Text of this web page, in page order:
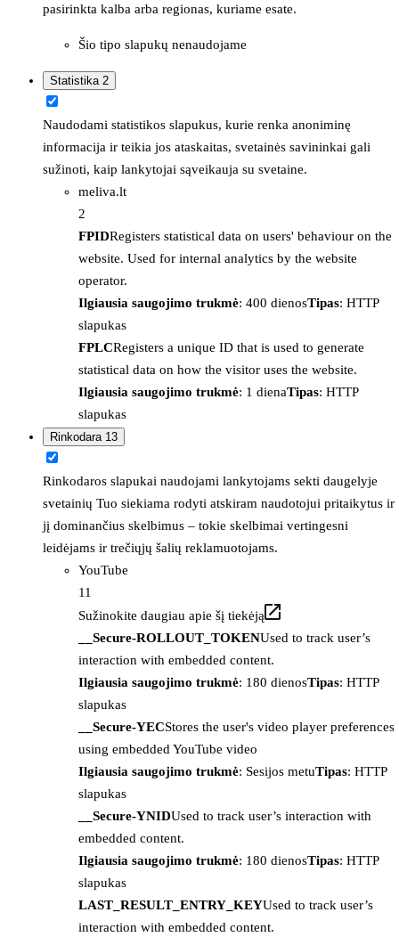
pasirinkta kalba arba regionas, kuriame esate.
Šio tipo slapukų nenaudojame
Statistika 2
Naudodami statistikos slapukus, kurie renka anoniminę
informacija ir teikia jos ataskaitas, svetainės savininkai gali
sužinoti, kaip lankytojai sąveikauja su svetaine.
meliva.lt
2
FPIDRegisters statistical data on users' behaviour on the
website. Used for internal analytics by the website
operator.
Ilgiausia saugojimo trukmė: 400 dienosTipas: HTTP
slapukas
FPLCRegisters a unique ID that is used to generate
statistical data on how the visitor uses the website.
Ilgiausia saugojimo trukmė: 1 dienaTipas: HTTP
slapukas
Rinkodara 13
Rinkodaros slapukai naudojami lankytojams sekti daugelyje
svetainių Tuo siekiama rodyti atskiram naudotojui pritaikytus ir
jį dominančius skelbimus – tokie skelbimai vertingesni
leidėjams ir trečiųjų šalių reklamuotojams.
YouTube
11
Sužinokite daugiau apie šį tiekėją
__Secure-ROLLOUT_TOKENUsed to track user’s
interaction with embedded content.
Ilgiausia saugojimo trukmė: 180 dienosTipas: HTTP
slapukas
__Secure-YECStores the user's video player preferences
using embedded YouTube video
Ilgiausia saugojimo trukmė: Sesijos metuTipas: HTTP
slapukas
__Secure-YNIDUsed to track user’s interaction with
embedded content.
Ilgiausia saugojimo trukmė: 180 dienosTipas: HTTP
slapukas
LAST_RESULT_ENTRY_KEYUsed to track user’s
interaction with embedded content.